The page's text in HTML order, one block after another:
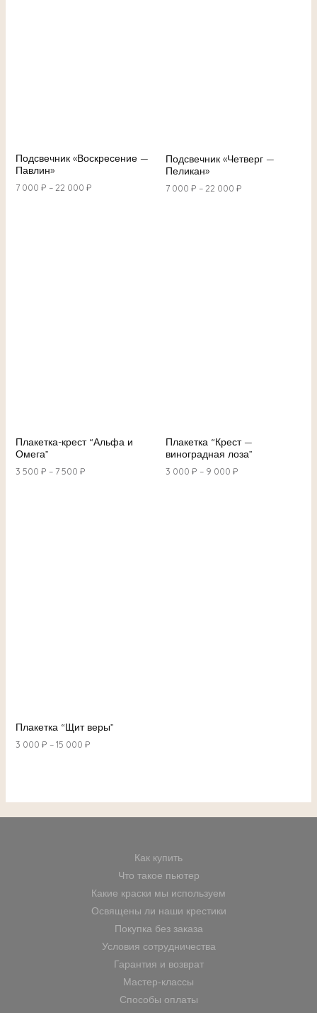
Подсвечник «Воскресение —
Павлин»
7 000 ₽ –22 000 ₽
Подсвечник «Четверг —
Пеликан»
7 000 ₽ –22 000 ₽
Плакетка-крест “Альфа и
Омега”
3 500 ₽ – 7 500 ₽
Плакетка “Крест —
виноградная лоза”
3 000 ₽ – 9 000 ₽
Плакетка “Щит веры”
3 000 ₽ –15 000 ₽
Как купить
Что такое пьютер
Какие краски мы используем
Освящены ли наши крестики
Покупка без заказа
Условия сотрудничества
Гарантия и возврат
Мастер-классы
Способы оплаты